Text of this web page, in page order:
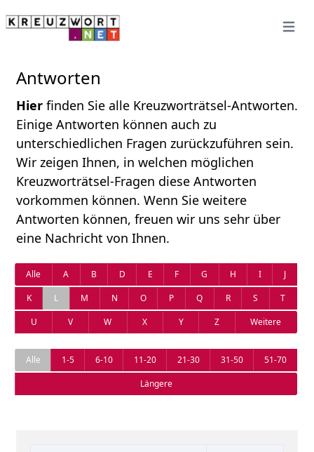
Open
Antworten
Hier finden Sie alle Kreuzworträtsel-Antworten.
Einige Antworten können auch zu
unterschiedlichen Fragen zurückzuführen sein.
Wir zeigen Ihnen, in welchen möglichen
Kreuzworträtsel-Fragen diese Antworten
vorkommen können. Wenn Sie weitere
Antworten können, freuen wir uns sehr über
eine Nachricht von Ihnen.
Alle A B D E F G H I
J
K
L M N O P Q R S
T
U
V W X Y Z Weitere
Alle 1-5 6-10 11-20 21-30 31-50
51-70
Längere